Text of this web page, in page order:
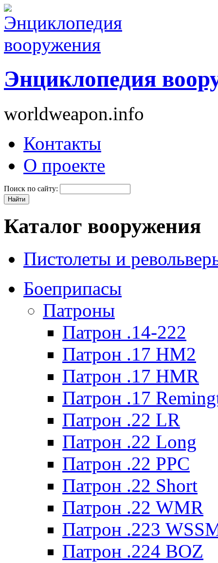
Энциклопедия
worldweapon.info
Контакты
О проекте
Поиск по сайту:
Каталог вооружения
Пистолеты и
Боеприпасы
Патроны
Патрон .14-222
Патрон .17 HM2
Патрон .17 HMR
Патрон .17
Патрон .22 LR
Патрон .22 Long
Патрон .22 PPC
Патрон .22 Short
Патрон .22 WMR
Патрон .223
Патрон .224 BOZ